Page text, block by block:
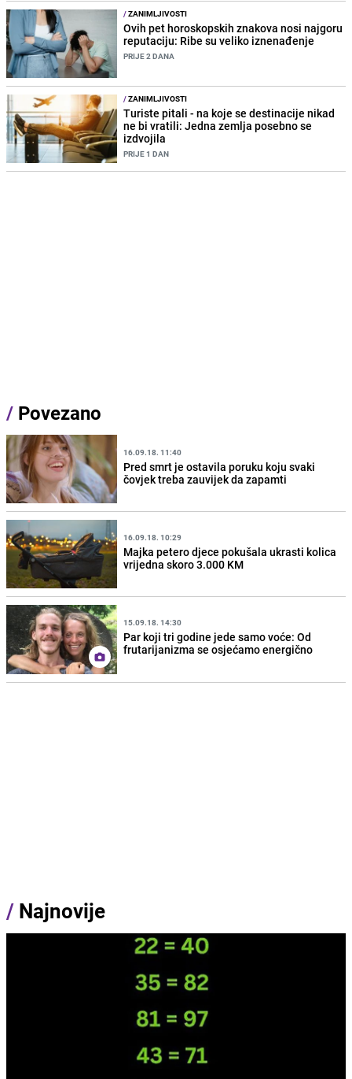
/ZANIMLJIVOSTI
Ovih pet horoskopskih znakova nosi najgoru
reputaciju: Ribe su veliko iznenađenje
PRIJE 2 DANA
/ZANIMLJIVOSTI
Turiste pitali - na koje se destinacije nikad
ne bi vratili: Jedna zemlja posebno se
izdvojila
PRIJE 1 DAN
/ Povezano
16.09.18. 11:40
Pred smrt je ostavila poruku koju svaki
čovjek treba zauvijek da zapamti
16.09.18. 10:29
Majka petero djece pokušala ukrasti kolica
vrijedna skoro 3.000 KM
15.09.18. 14:30
Par koji tri godine jede samo voće: Od
frutarijanizma se osjećamo energično
/ Najnovije